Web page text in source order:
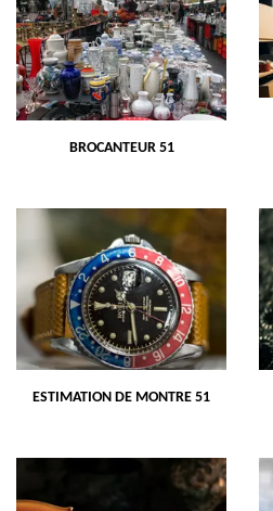
BROCANTEUR 51
ESTIMATION DE MONTRE 51